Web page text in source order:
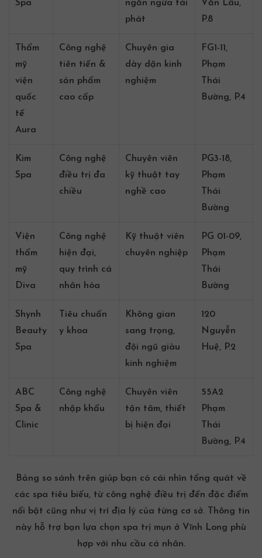
Spa
ngăn ngừa tái
phát
Văn Lâu,
P.8
Thẩm
mỹ
viện
quốc
tế
Aura
Công nghệ
tiên tiến &
sản phẩm
cao cấp
Chuyên gia
dày dặn kinh
nghiệm
FG1-11,
Phạm
Thái
Bường, P.4
Kim
Spa
Công nghệ
điều trị đa
chiều
Chuyên viên
kỹ thuật tay
nghề cao
PG3-18,
Phạm
Thái
Bường
Viện
thẩm
mỹ
Diva
Công nghệ
hiện đại,
quy trình cá
nhân hóa
Kỹ thuật viên
chuyên nghiệp
PG 01-09,
Phạm
Thái
Bường
Shynh
Beauty
Spa
Tiêu chuẩn
y khoa
Không gian
sang trọng,
đội ngũ giàu
kinh nghiệm
120
Nguyễn
Huệ, P.2
ABC
Spa &
Clinic
Công nghệ
nhập khẩu
Chuyên viên
tận tâm, thiết
bị hiện đại
55A2
Phạm
Thái
Bường, P.4
Bảng so sánh trên giúp bạn có cái nhìn tổng quát về
các spa tiêu biểu, từ công nghệ điều trị đến đặc điểm
nổi bật cũng như vị trí địa lý của từng cơ sở. Thông tin
này hỗ trợ bạn lựa chọn spa trị mụn ở Vĩnh Long phù
hợp với nhu cầu cá nhân.